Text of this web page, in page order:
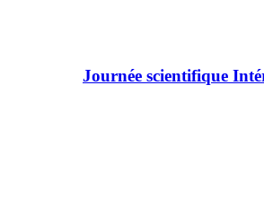
Journée scientifique